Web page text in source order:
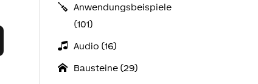
Anwendungs­­­beispiele
(101)
Audio (16)
Bausteine (29)